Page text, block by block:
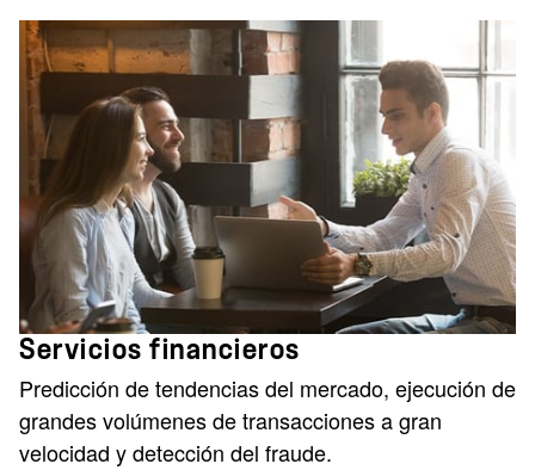
Servicios financieros
Predicción de tendencias del mercado, ejecución de
grandes volúmenes de transacciones a gran
velocidad y detección del fraude.